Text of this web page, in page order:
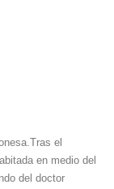
el
en medio del
del doctor